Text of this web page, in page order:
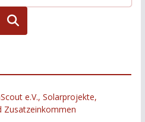
Suchen
e.V., Solarprojekte,
Zusatzeinkommen